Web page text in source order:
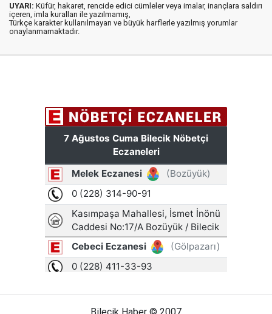
UYARI: Küfür, hakaret, rencide edici cümleler veya imalar, inançlara saldırı
içeren, imla kuralları ile yazılmamış,
Türkçe karakter kullanılmayan ve büyük harflerle yazılmış yorumlar
onaylanmamaktadır.
Bilecik Haber © 2007